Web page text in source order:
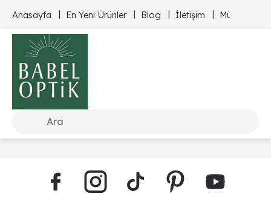
Anasayfa En Yeni Ürünler Blog İletişim Müşteri